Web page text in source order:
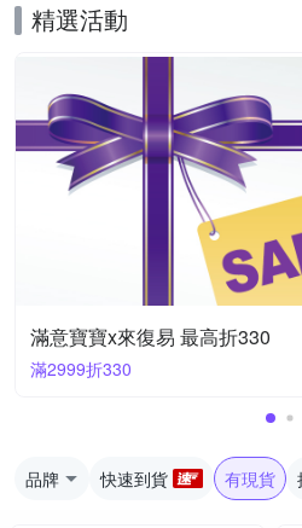
精選活動
滿意寶寶x來復易 最高折330
滿2999折330
品牌 快速到貨 有現貨